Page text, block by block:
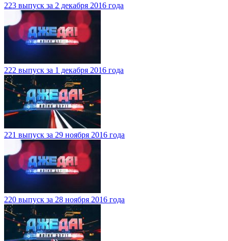
223 выпуск за 2 декабря 2016 года
222 выпуск за 1 декабря 2016 года
221 выпуск за 29 ноября 2016 года
220 выпуск за 28 ноября 2016 года